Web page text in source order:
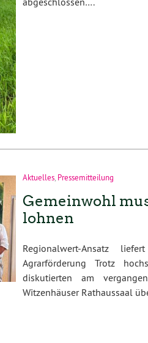
Aktuelles Pressemitteilung
Gemeinwohl
lohnen
Regionalwert-Ansatz
Agrarförderung Trotz
diskutierten am
Witzenhäuser Rathaussaal